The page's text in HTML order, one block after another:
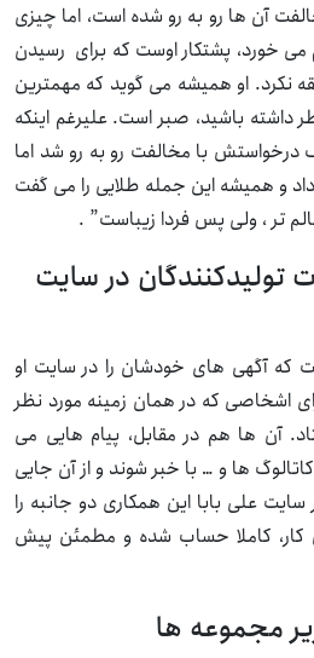
آن ها رو به رو شده است، اما چیزی
می خورد، پشتکار اوست که برای رسیدن
نکرد. او همیشه می گوید که مهمترین
داشته باشید، صبر است. علیرغم اینکه
درخواستش با مخالفت رو به رو شد اما
و همیشه این جمله طلایی را می گفت
تر ، ولی پس فردا زیباست” .
تولیدکنندگان در سایت
که آگهی های خودشان را در سایت او
اشخاصی که در همان زمینه مورد نظر
آن ها هم در مقابل، پیام هایی می
ها و … با خبر شوند و از آن جایی
علی بابا این همکاری دو جانبه را
کار، کاملا حساب شده و مطمئن پیش
مجموعه ها